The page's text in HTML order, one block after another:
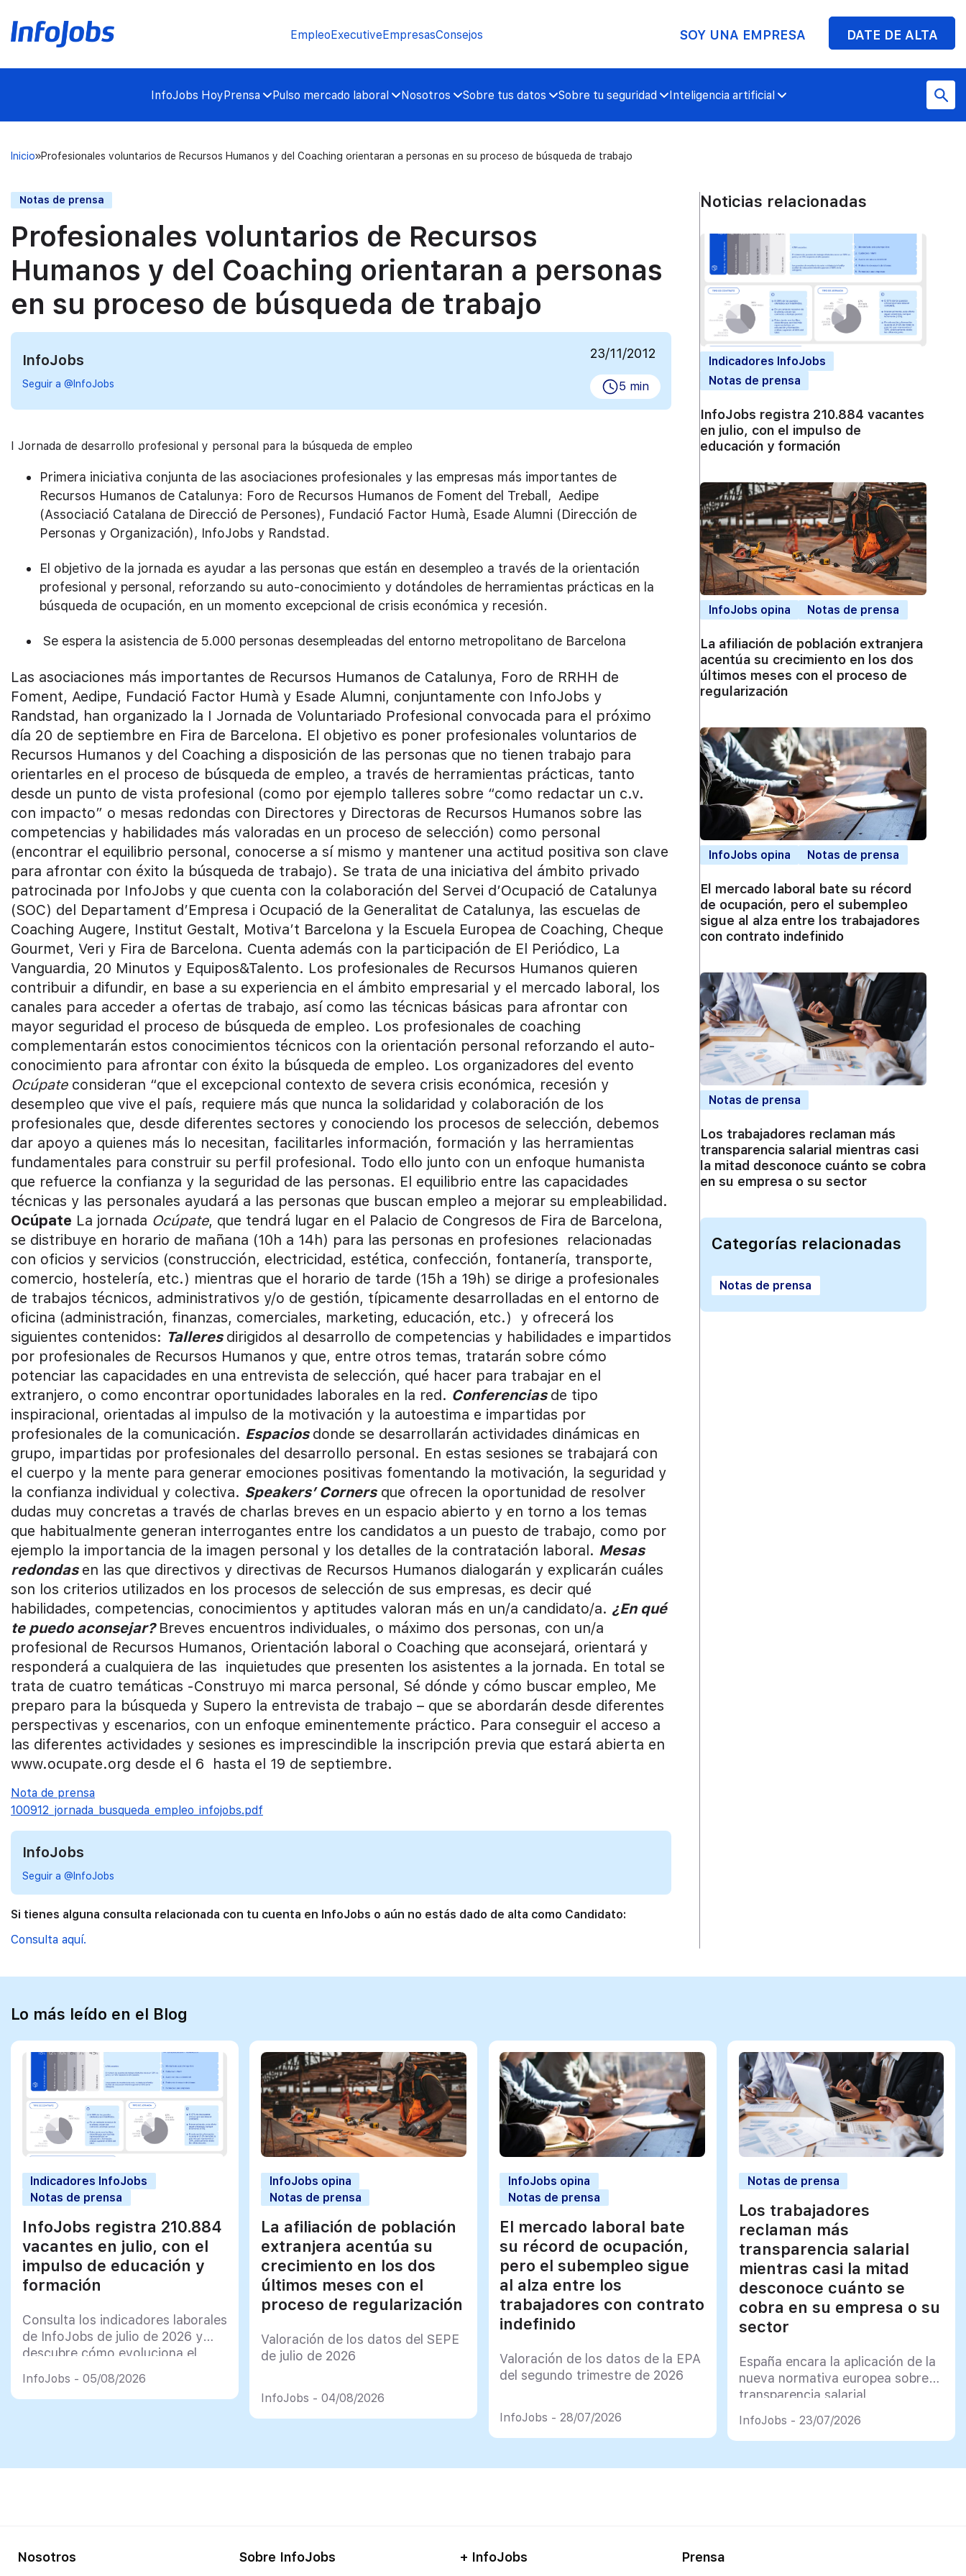
EmpleoExecutiveEmpresasConsejos SOY UNA EMPRESA DATE DE ALTA
InfoJobs HoyPrensa Pulso mercado laboral Nosotros Sobre tus datos Sobre tu seguridad Inteligencia artificial
Inicio Profesionales voluntarios de Recursos Humanos y del Coaching orientaran a personas en su proceso de búsqueda de trabajo
Notas de prensa
Profesionales voluntarios de Recursos
Humanos y del Coaching orientaran a personas
en su proceso de búsqueda de trabajo
InfoJobs
Seguir a @InfoJobs
23/11/2012
5 min
I Jornada de desarrollo profesional y personal para la búsqueda de empleo
Primera iniciativa conjunta de las asociaciones profesionales y las empresas más importantes de
Recursos Humanos de Catalunya: Foro de Recursos Humanos de Foment del Treball, Aedipe
(Associació Catalana de Direcció de Persones), Fundació Factor Humà, Esade Alumni (Dirección de
Personas y Organización), InfoJobs y Randstad.
El objetivo de la jornada es ayudar a las personas que están en desempleo a través de la orientación
profesional y personal, reforzando su auto-conocimiento y dotándoles de herramientas prácticas en la
búsqueda de ocupación, en un momento excepcional de crisis económica y recesión.
Se espera la asistencia de 5.000 personas desempleadas del entorno metropolitano de Barcelona
Las asociaciones más importantes de Recursos Humanos de Catalunya, Foro de RRHH de
Foment, Aedipe, Fundació Factor Humà y Esade Alumni, conjuntamente con InfoJobs y
Randstad, han organizado la I Jornada de Voluntariado Profesional convocada para el próximo
día 20 de septiembre en Fira de Barcelona. El objetivo es poner profesionales voluntarios de
Recursos Humanos y del Coaching a disposición de las personas que no tienen trabajo para
orientarles en el proceso de búsqueda de empleo, a través de herramientas prácticas, tanto
desde un punto de vista profesional (como por ejemplo talleres sobre “como redactar un c.v.
con impacto” o mesas redondas con Directores y Directoras de Recursos Humanos sobre las
competencias y habilidades más valoradas en un proceso de selección) como personal
(encontrar el equilibrio personal, conocerse a sí mismo y mantener una actitud positiva son clave
para afrontar con éxito la búsqueda de trabajo). Se trata de una iniciativa del ámbito privado
patrocinada por InfoJobs y que cuenta con la colaboración del Servei d’Ocupació de Catalunya
(SOC) del Departament d’Empresa i Ocupació de la Generalitat de Catalunya, las escuelas de
Coaching Augere, Institut Gestalt, Motiva’t Barcelona y la Escuela Europea de Coaching, Cheque
Gourmet, Veri y Fira de Barcelona. Cuenta además con la participación de El Periódico, La
Vanguardia, 20 Minutos y Equipos&Talento. Los profesionales de Recursos Humanos quieren
contribuir a difundir, en base a su experiencia en el ámbito empresarial y el mercado laboral, los
canales para acceder a ofertas de trabajo, así como las técnicas básicas para afrontar con
mayor seguridad el proceso de búsqueda de empleo. Los profesionales de coaching
complementarán estos conocimientos técnicos con la orientación personal reforzando el auto-
conocimiento para afrontar con éxito la búsqueda de empleo. Los organizadores del evento
Ocúpate consideran “que el excepcional contexto de severa crisis económica, recesión y
desempleo que vive el país, requiere más que nunca la solidaridad y colaboración de los
profesionales que, desde diferentes sectores y conociendo los procesos de selección, debemos
dar apoyo a quienes más lo necesitan, facilitarles información, formación y las herramientas
fundamentales para construir su perfil profesional. Todo ello junto con un enfoque humanista
que refuerce la confianza y la seguridad de las personas. El equilibrio entre las capacidades
técnicas y las personales ayudará a las personas que buscan empleo a mejorar su empleabilidad.
Ocúpate La jornada Ocúpate, que tendrá lugar en el Palacio de Congresos de Fira de Barcelona,
se distribuye en horario de mañana (10h a 14h) para las personas en profesiones relacionadas
con oficios y servicios (construcción, electricidad, estética, confección, fontanería, transporte,
comercio, hostelería, etc.) mientras que el horario de tarde (15h a 19h) se dirige a profesionales
de trabajos técnicos, administrativos y/o de gestión, típicamente desarrolladas en el entorno de
oficina (administración, finanzas, comerciales, marketing, educación, etc.) y ofrecerá los
siguientes contenidos: Talleres dirigidos al desarrollo de competencias y habilidades e impartidos
por profesionales de Recursos Humanos y que, entre otros temas, tratarán sobre cómo
potenciar las capacidades en una entrevista de selección, qué hacer para trabajar en el
extranjero, o como encontrar oportunidades laborales en la red. Conferencias de tipo
inspiracional, orientadas al impulso de la motivación y la autoestima e impartidas por
profesionales de la comunicación. Espacios donde se desarrollarán actividades dinámicas en
grupo, impartidas por profesionales del desarrollo personal. En estas sesiones se trabajará con
el cuerpo y la mente para generar emociones positivas fomentando la motivación, la seguridad y
la confianza individual y colectiva. Speakers’ Cornersque ofrecen la oportunidad de resolver
dudas muy concretas a través de charlas breves en un espacio abierto y en torno a los temas
que habitualmente generan interrogantes entre los candidatos a un puesto de trabajo, como por
ejemplo la importancia de la imagen personal y los detalles de la contratación laboral. Mesas
redondas en las que directivos y directivas de Recursos Humanos dialogarán y explicarán cuáles
son los criterios utilizados en los procesos de selección de sus empresas, es decir qué
habilidades, competencias, conocimientos y aptitudes valoran más en un/a candidato/a. ¿En qué
te puedo aconsejar? Breves encuentros individuales, o máximo dos personas, con un/a
profesional de Recursos Humanos, Orientación laboral o Coaching que aconsejará, orientará y
responderá a cualquiera de las inquietudes que presenten los asistentes a la jornada. En total se
trata de cuatro temáticas -Construyo mi marca personal, Sé dónde y cómo buscar empleo, Me
preparo para la búsqueda y Supero la entrevista de trabajo – que se abordarán desde diferentes
perspectivas y escenarios, con un enfoque eminentemente práctico. Para conseguir el acceso a
las diferentes actividades y sesiones es imprescindible la inscripción previa que estará abierta en
www.ocupate.org desde el 6 hasta el 19 de septiembre.
Nota de prensa
100912_jornada_busqueda_empleo_infojobs.pdf
InfoJobs
Seguir a @InfoJobs
Si tienes alguna consulta relacionada con tu cuenta en InfoJobs o aún no estás dado de alta como Candidato:
Consulta aquí.
Noticias relacionadas
Indicadores InfoJobs
Notas de prensa
InfoJobs registra 210.884 vacantes
en julio, con el impulso de
educación y formación
InfoJobs opina Notas de prensa
La afiliación de población extranjera
acentúa su crecimiento en los dos
últimos meses con el proceso de
regularización
InfoJobs opina Notas de prensa
El mercado laboral bate su récord
de ocupación, pero el subempleo
sigue al alza entre los trabajadores
con contrato indefinido
Notas de prensa
Los trabajadores reclaman más
transparencia salarial mientras casi
la mitad desconoce cuánto se cobra
en su empresa o su sector
Categorías relacionadas
Notas de prensa
Lo más leído en el Blog
Indicadores InfoJobs
Notas de prensa
InfoJobs registra 210.884
vacantes en julio, con el
impulso de educación y
formación
Consulta los indicadores laborales
de InfoJobs de julio de 2026 y
descubre cómo evoluciona el
InfoJobs - 05/08/2026
InfoJobs opina
Notas de prensa
La afiliación de población
extranjera acentúa su
crecimiento en los dos
últimos meses con el
proceso de regularización
Valoración de los datos del SEPE
de julio de 2026
InfoJobs - 04/08/2026
InfoJobs opina
Notas de prensa
El mercado laboral bate
su récord de ocupación,
pero el subempleo sigue
al alza entre los
trabajadores con contrato
indefinido
Valoración de los datos de la EPA
del segundo trimestre de 2026
InfoJobs - 28/07/2026
Notas de prensa
Los trabajadores
reclaman más
transparencia salarial
mientras casi la mitad
desconoce cuánto se
cobra en su empresa o su
sector
España encara la aplicación de la
nueva normativa europea sobre
transparencia salarial
InfoJobs - 23/07/2026
Nosotros Sobre InfoJobs + InfoJobs Prensa